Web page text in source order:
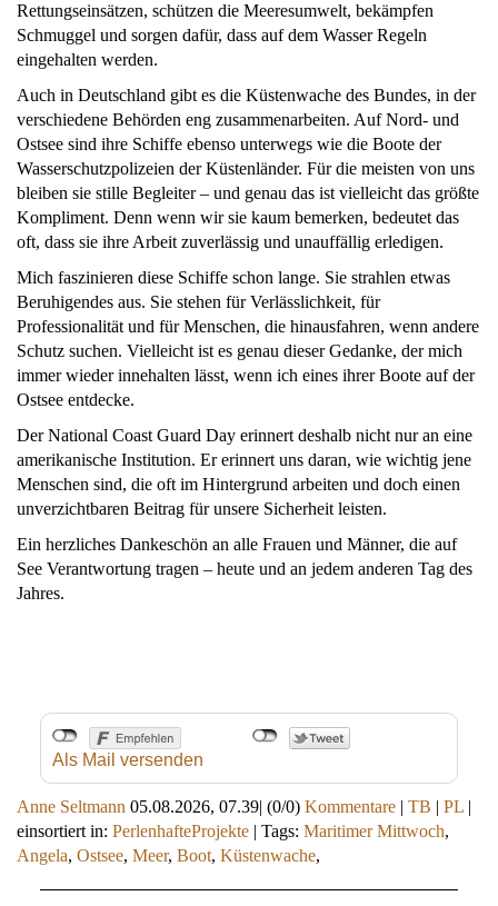
Rettungseinsätzen, schützen die Meeresumwelt, bekämpfen
Schmuggel und sorgen dafür, dass auf dem Wasser Regeln
eingehalten werden.
Auch in Deutschland gibt es die Küstenwache des Bundes, in der
verschiedene Behörden eng zusammenarbeiten. Auf Nord- und
Ostsee sind ihre Schiffe ebenso unterwegs wie die Boote der
Wasserschutzpolizeien der Küstenländer. Für die meisten von uns
bleiben sie stille Begleiter – und genau das ist vielleicht das größte
Kompliment. Denn wenn wir sie kaum bemerken, bedeutet das
oft, dass sie ihre Arbeit zuverlässig und unauffällig erledigen.
Mich faszinieren diese Schiffe schon lange. Sie strahlen etwas
Beruhigendes aus. Sie stehen für Verlässlichkeit, für
Professionalität und für Menschen, die hinausfahren, wenn andere
Schutz suchen. Vielleicht ist es genau dieser Gedanke, der mich
immer wieder innehalten lässt, wenn ich eines ihrer Boote auf der
Ostsee entdecke.
Der National Coast Guard Day erinnert deshalb nicht nur an eine
amerikanische Institution. Er erinnert uns daran, wie wichtig jene
Menschen sind, die oft im Hintergrund arbeiten und doch einen
unverzichtbaren Beitrag für unsere Sicherheit leisten.
Ein herzliches Dankeschön an alle Frauen und Männer, die auf
See Verantwortung tragen – heute und an jedem anderen Tag des
Jahres.
Als Mail versenden
Anne Seltmann 05.08.2026, 07.39| (0/0) Kommentare | TB | PL |
einsortiert in: PerlenhafteProjekte | Tags: Maritimer Mittwoch,
Angela, Ostsee, Meer, Boot, Küstenwache,